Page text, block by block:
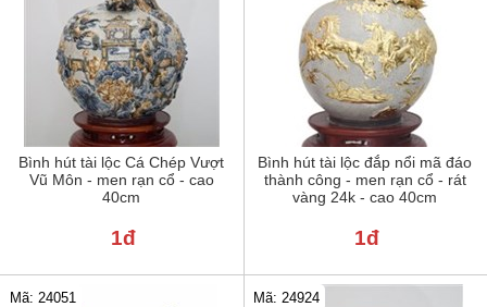
Bình hút tài lộc Cá Chép Vượt
Vũ Môn - men rạn cổ - cao
40cm
1đ
Bình hút tài lộc đắp nổi mã đáo
thành công - men rạn cổ - rát
vàng 24k - cao 40cm
1đ
Mã: 24051 Mã: 24924